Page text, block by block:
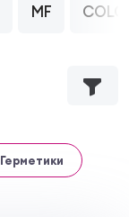
Герметики
MF